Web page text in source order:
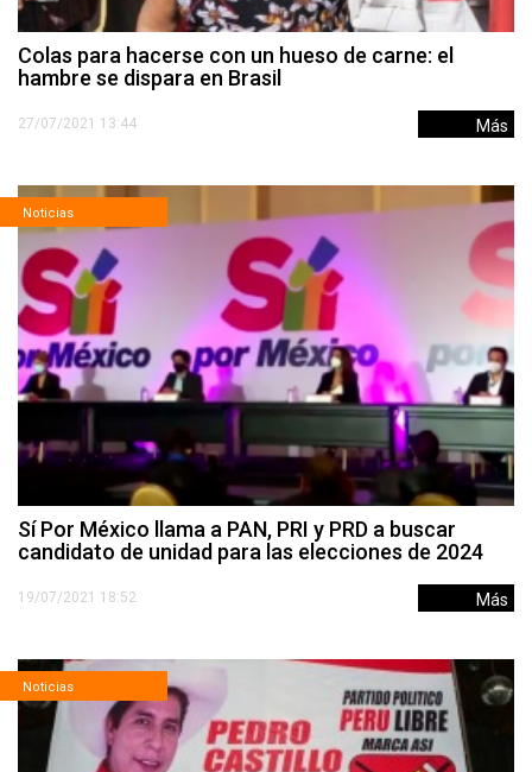
Colas para hacerse con un hueso de carne: el
hambre se dispara en Brasil
27/07/2021 13:44 Más
Noticias
Sí Por México llama a PAN, PRI y PRD a buscar
candidato de unidad para las elecciones de 2024
19/07/2021 18:52 Más
Noticias